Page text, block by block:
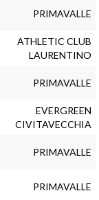
PRIMAVALLE
ATHLETIC CLUB
LAURENTINO
PRIMAVALLE
EVERGREEN
CIVITAVECCHIA
PRIMAVALLE
PRIMAVALLE